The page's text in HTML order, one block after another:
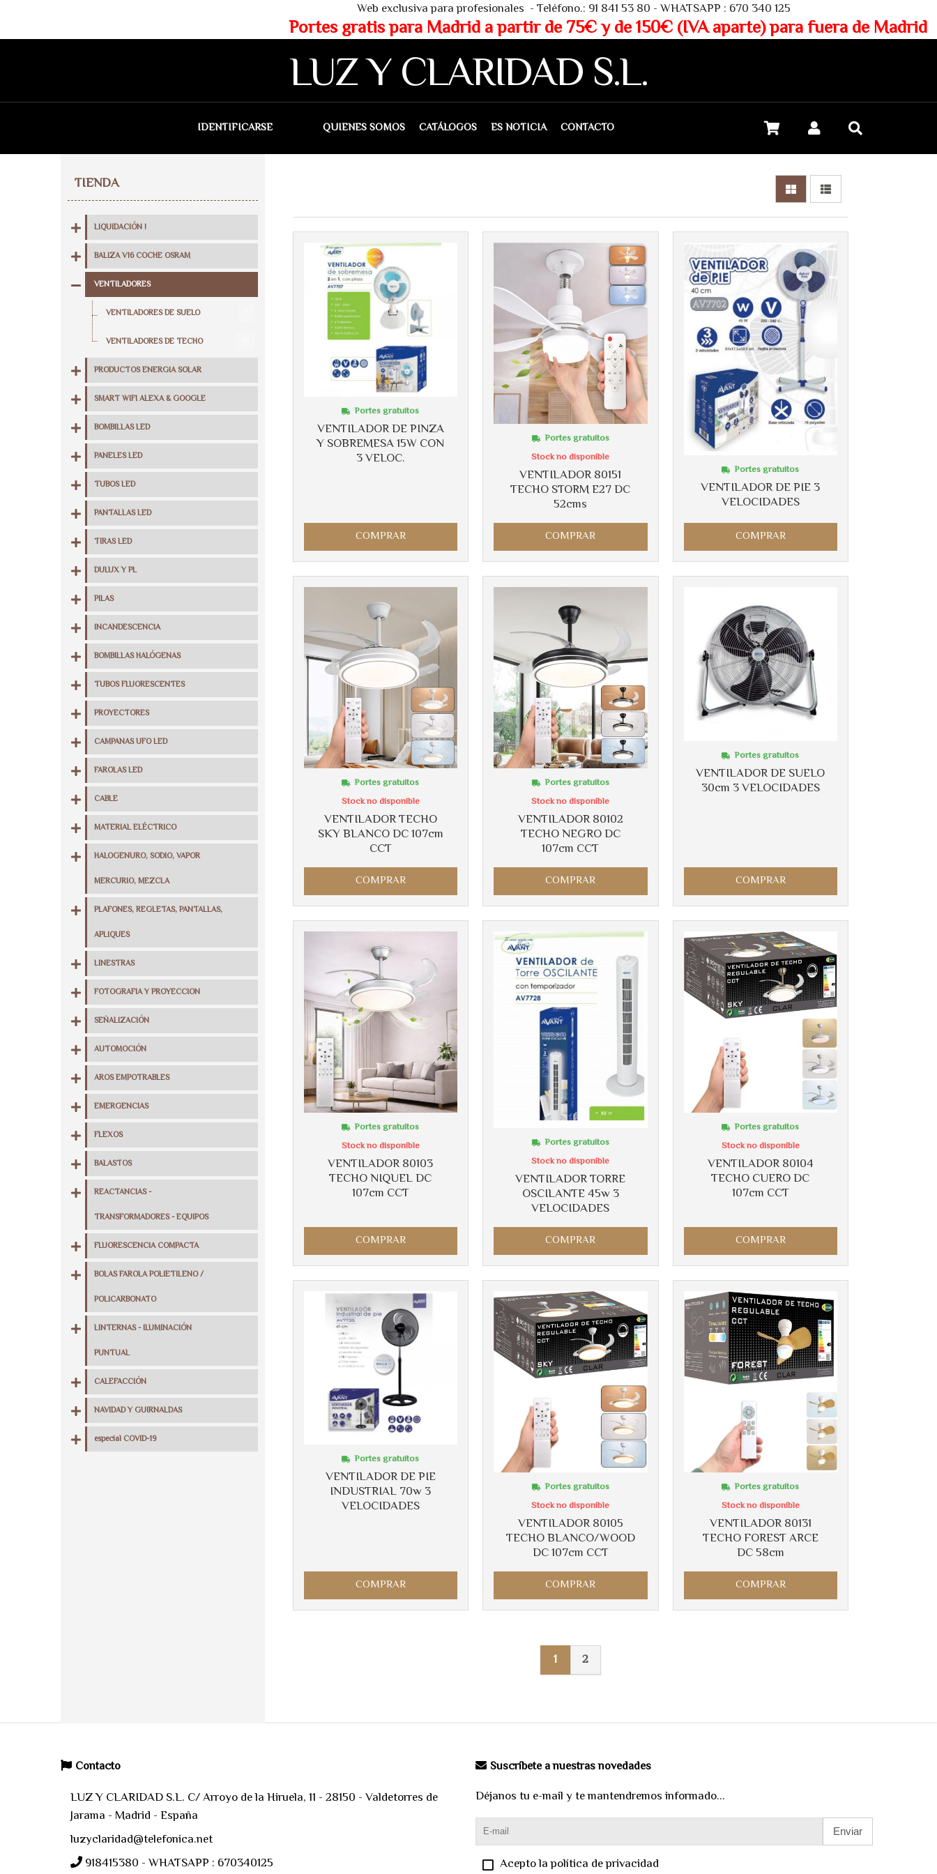
Web exclusiva para profesionales - Teléfono.: 91 841 53 80 - WHATSAPP : 670 340 125
Portes gratis para Madrid a partir de 75€ y de 150€ (IVA aparte) para fuera de Madrid
LUZ Y CLARIDAD S.L.
IDENTIFICARSE QUIENES SOMOS CATÁLOGOS ES NOTICIA CONTACTO
TIENDA
LIQUIDACIÓN !
BALIZA V16 COCHE OSRAM
VENTILADORES
VENTILADORES DE SUELO
VENTILADORES DE TECHO
PRODUCTOS ENERGIA SOLAR
SMART WIFI ALEXA & GOOGLE
BOMBILLAS LED
PANELES LED
TUBOS LED
PANTALLAS LED
TIRAS LED
DULUX Y PL
PILAS
INCANDESCENCIA
BOMBILLAS HALÓGENAS
TUBOS FLUORESCENTES
PROYECTORES
CAMPANAS UFO LED
FAROLAS LED
CABLE
MATERIAL ELÉCTRICO
HALOGENURO, SODIO, VAPOR
MERCURIO, MEZCLA
PLAFONES, REGLETAS, PANTALLAS,
APLIQUES
LINESTRAS
FOTOGRAFIA Y PROYECCION
SEÑALIZACIÓN
AUTOMOCIÓN
AROS EMPOTRABLES
EMERGENCIAS
FLEXOS
BALASTOS
REACTANCIAS -
TRANSFORMADORES - EQUIPOS
FLUORESCENCIA COMPACTA
BOLAS FAROLA POLIETILENO /
POLICARBONATO
LINTERNAS - ILUMINACIÓN
PUNTUAL
CALEFACCIÓN
NAVIDAD Y GUIRNALDAS
especial COVID-19
VENTILADOR DE PINZA
Y SOBREMESA 15W CON
3 VELOC.
Portes gratuitos
COMPRAR
VENTILADOR 80151
TECHO STORM E27 DC
52cms
Portes gratuitos
Stock no disponible
COMPRAR
VENTILADOR DE PIE 3
VELOCIDADES
Portes gratuitos
COMPRAR
VENTILADOR TECHO
SKY BLANCO DC 107cm
CCT
Portes gratuitos
Stock no disponible
COMPRAR
VENTILADOR 80102
TECHO NEGRO DC
107cm CCT
Portes gratuitos
Stock no disponible
COMPRAR
VENTILADOR DE SUELO
30cm 3 VELOCIDADES
Portes gratuitos
COMPRAR
Más info
VENTILADOR 80103
TECHO NIQUEL DC
107cm CCT
Portes gratuitos
Stock no disponible
COMPRAR
Más info
VENTILADOR TORRE
OSCILANTE 45w 3
VELOCIDADES
Portes gratuitos
Stock no disponible
COMPRAR
Más info
VENTILADOR 80104
TECHO CUERO DC
107cm CCT
Portes gratuitos
Stock no disponible
COMPRAR
VENTILADOR DE PIE
INDUSTRIAL 70w 3
VELOCIDADES
Portes gratuitos
COMPRAR
Más info
VENTILADOR 80105
TECHO BLANCO/WOOD
DC 107cm CCT
Portes gratuitos
Stock no disponible
COMPRAR
Más info
VENTILADOR 80131
TECHO FOREST ARCE
DC 58cm
Portes gratuitos
Stock no disponible
COMPRAR
1 2
Contacto
LUZ Y CLARIDAD S.L. C/ Arroyo de la Hiruela, 11 - 28150 - Valdetorres de
Jarama - Madrid - España
luzyclaridad@telefonica.net
918415380 - WHATSAPP : 670340125
Suscríbete a nuestras novedades
Déjanos tu e-mail y te mantendremos informado...
Enviar
Acepto la política de privacidad